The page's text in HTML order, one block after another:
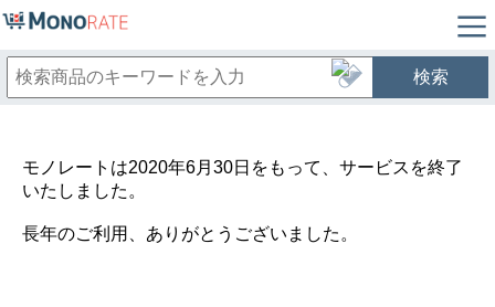
検索
モノレートは2020年6月30日をもって、サービスを終了
いたしました。
長年のご利用、ありがとうございました。